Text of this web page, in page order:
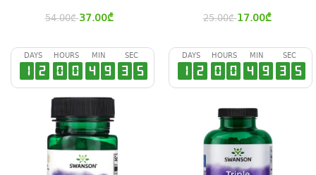
54.00₾ 37.00₾ 25.00₾ 17.00₾
DAYS
1 2
HOURS
0 0
MIN
4 9
SEC
3 4
DAYS
1 2
HOURS
0 0
MIN
4 9
SEC
3 4